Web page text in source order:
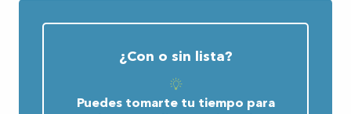
¿Con o sin lista?
Puedes tomarte tu tiempo para